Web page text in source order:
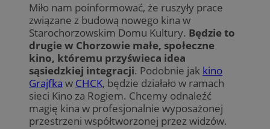
Miło nam poinformować, że ruszyły prace
związane z budową nowego kina w
Starochorzowskim Domu Kultury. Będzie to
drugie w Chorzowie małe, społeczne
kino, któremu przyświeca idea
sąsiedzkiej integracji. Podobnie jak kino
Grajfka w CHCK, będzie działało w ramach
sieci Kino za Rogiem. Chcemy odnaleźć
magię kina w profesjonalnie wyposażonej
przestrzeni współtworzonej przez widzów.